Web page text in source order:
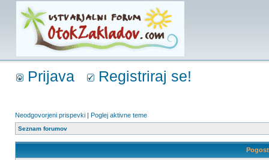
Prijava Registriraj se!
Neodgovorjeni prispevki | Poglej aktivne teme
Seznam forumov